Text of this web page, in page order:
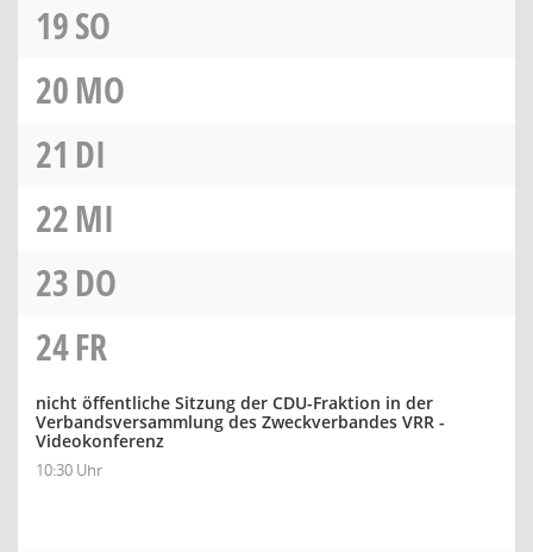
19SO
20MO
21 DI
22MI
23DO
24FR
nicht öffentliche Sitzung der CDU-Fraktion in der
Verbandsversammlung des Zweckverbandes VRR -
Videokonferenz
10:30 Uhr